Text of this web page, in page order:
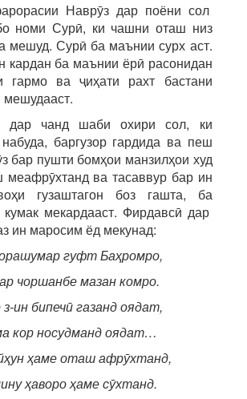
Наврӯз дар поёни сол
номи Сурӣ, ки чашни оташ низ
мешуд. Сурӣ ба маънии сурх аст.
ба маънии ёрӣ расонидан
гармо ва ҷиҳати рахт бастани
чанд шаби охири сол, ки
баргузор гардида ва пеш
бар пушти бомҳои манзилҳои худ
ва тасаввур бар ин
гузаштагон боз гашта, ба
кумак мекардааст. Фирдавсӣ дар
ин маросим ёд мекунад:
гуфт Баҳромро,
чоршанбе мазан комро.
ин бипечӣ газанд оядат,
кор носудманд оядат…
ҳаме оташ афрӯхтанд,
ҳаворо ҳаме сӯхтанд.